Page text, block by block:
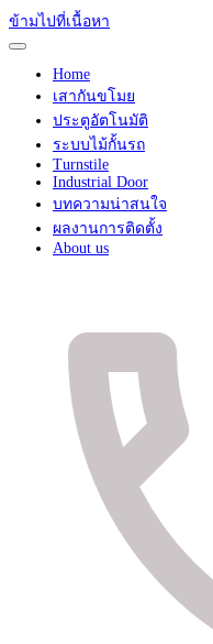
ข้ามไปที่เนื้อหา
Home
เสากันขโมย
ประตูอัตโนมัติ
ระบบไม้กั้นรถ
Turnstile
Industrial Door
บทความน่าสนใจ
ผลงานการติดตั้ง
About us